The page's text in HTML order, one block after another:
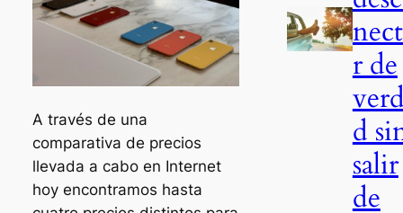
A través de una
comparativa de precios
llevada a cabo en Internet
hoy encontramos hasta
r de
d
salir
de